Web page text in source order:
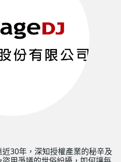
30年，深知授權產業的秘辛及